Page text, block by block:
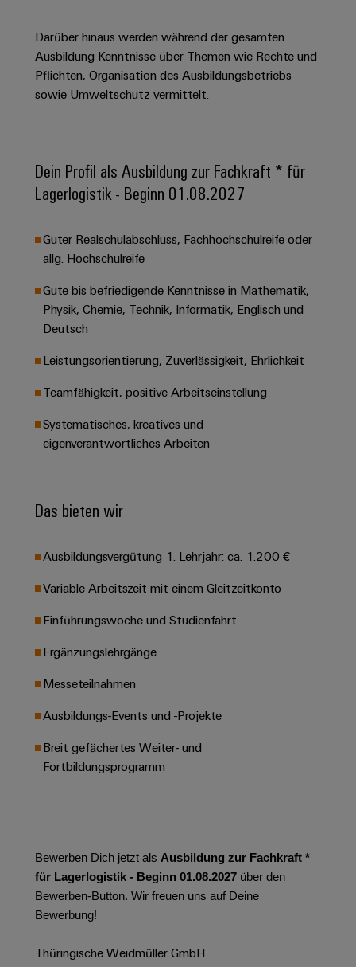
Energieerzeugung
Zukunftssicherheit
für
bewährte
Energieerzeugung
verschiedene
Segmente
der
und
Fabrikautomation
Öl
&
Gas
Betrieb
vernetzten
Lösungen
die
Prozessindustrie
Ressourceneffizienz
Lösungen
die
im
Schienenfahrzeuge
Moderne
digitale
Lösungen
für
Schiffbau
Umfassende
Verbindungslösungen
für
Industrie
Dezentrale
Automatisierung
Energiemanagement-
&
Automation
Software
Industrial
Analytics
Industrial
Automation
IoT
Industrial
Security
Industrial
easyConnect
EZA-
Regler
Gerätehersteller
Leiterplattensteckverbinder
&
Connector
Services
Manufacturer
(OEM)
Überspannungsschutz
PV
Generatoranschlusskasten
Automatisierung
Steuerungen
I/O-
Systeme
Ethernet
Touch-
Panels
Visualisierungstools
und
Metering
Weidmüller
Industrial
Access
&
Cloud-
Platform
easyConnect
&
Engineering
Daten
Reparatur
und
Ersatzteile
Trainings
und
PSIRT
Digitale
Bestellmöglichkeiten
eShop
EDI-
SERVICES
Unsere
Partner
Automation
Partner
Netzwerk
IIoT
and
Automation
Solution
Partner
Partner
-
Systemintegratoren
Messen
&
Messen
&
Studienplätze
Veranstaltungen
Workshops
für
Darüber hinaus werden während der gesamten
Ausbildung Kenntnisse über Themen wie Rechte und
Pflichten, Organisation des Ausbildungsbetriebs
sowie Umweltschutz vermittelt.
Dein Profil als Ausbildung zur Fachkraft * für
Lagerlogistik - Beginn 01.08.2027
Guter Realschulabschluss, Fachhochschulreife oder
allg. Hochschulreife
Gute bis befriedigende Kenntnisse in Mathematik,
Physik, Chemie, Technik, Informatik, Englisch und
Deutsch
Leistungsorientierung, Zuverlässigkeit, Ehrlichkeit
Teamfähigkeit, positive Arbeitseinstellung
Systematisches, kreatives und
eigenverantwortliches Arbeiten
Das bieten wir
Ausbildungsvergütung 1. Lehrjahr: ca. 1.200 €
Variable Arbeitszeit mit einem Gleitzeitkonto
Einführungswoche und Studienfahrt
Ergänzungslehrgänge
Messeteilnahmen
Ausbildungs-Events und -Projekte
Breit gefächertes Weiter- und
Fortbildungsprogramm
Bewerben Dich jetzt als Ausbildung zur Fachkraft *
für Lagerlogistik - Beginn 01.08.2027 über den
Bewerben-Button. Wir freuen uns auf Deine
Bewerbung!
Thüringische Weidmüller GmbH